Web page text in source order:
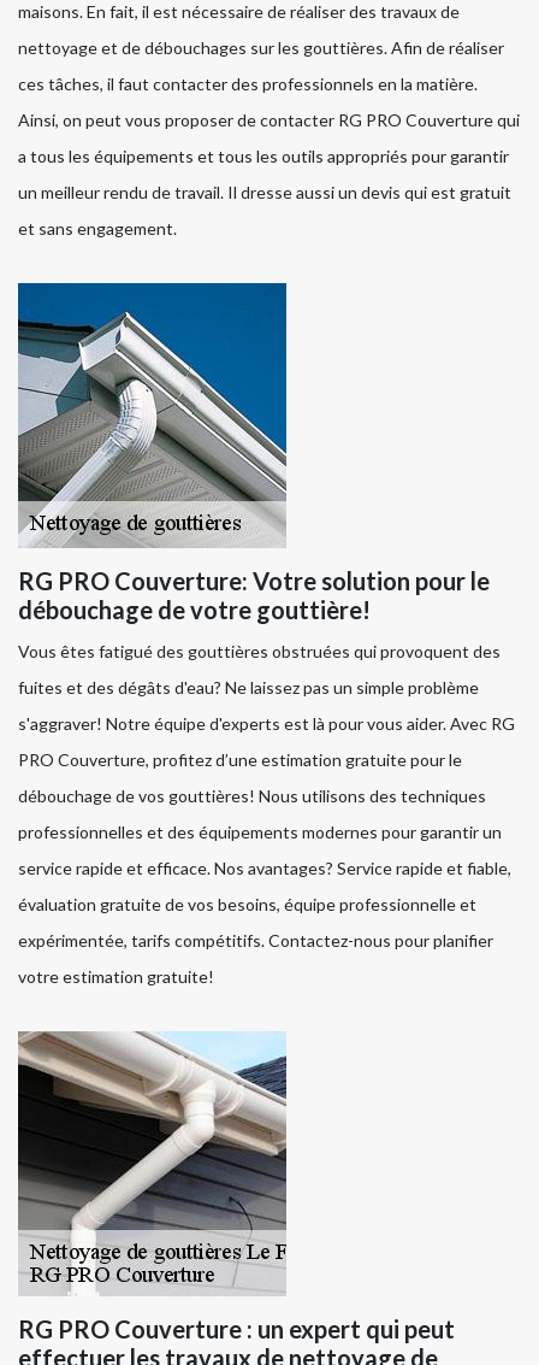
maisons. En fait, il est nécessaire de réaliser des travaux de
nettoyage et de débouchages sur les gouttières. Afin de réaliser
ces tâches, il faut contacter des professionnels en la matière.
Ainsi, on peut vous proposer de contacter RG PRO Couverture qui
a tous les équipements et tous les outils appropriés pour garantir
un meilleur rendu de travail. Il dresse aussi un devis qui est gratuit
et sans engagement.
RG PRO Couverture: Votre solution pour le
débouchage de votre gouttière!
Vous êtes fatigué des gouttières obstruées qui provoquent des
fuites et des dégâts d'eau? Ne laissez pas un simple problème
s'aggraver! Notre équipe d'experts est là pour vous aider. Avec RG
PRO Couverture, profitez d’une estimation gratuite pour le
débouchage de vos gouttières! Nous utilisons des techniques
professionnelles et des équipements modernes pour garantir un
service rapide et efficace. Nos avantages? Service rapide et fiable,
évaluation gratuite de vos besoins, équipe professionnelle et
expérimentée, tarifs compétitifs. Contactez-nous pour planifier
votre estimation gratuite!
RG PRO Couverture : un expert qui peut
effectuer les travaux de nettoyage de